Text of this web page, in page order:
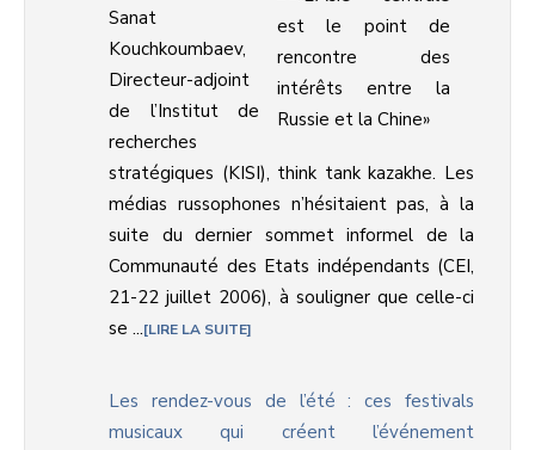
Sanat
Kouchkoumbaev,
Directeur-adjoint
de l’Institut de
recherches
stratégiques (KISI), think tank kazakhe. Les
médias russophones n’hésitaient pas, à la
suite du dernier sommet informel de la
Communauté des Etats indépendants (CEI,
21-22 juillet 2006), à souligner que celle-ci
se ... LIRE LA SUITE
Les rendez-vous de l’été : ces festivals
musicaux qui créent l’événement